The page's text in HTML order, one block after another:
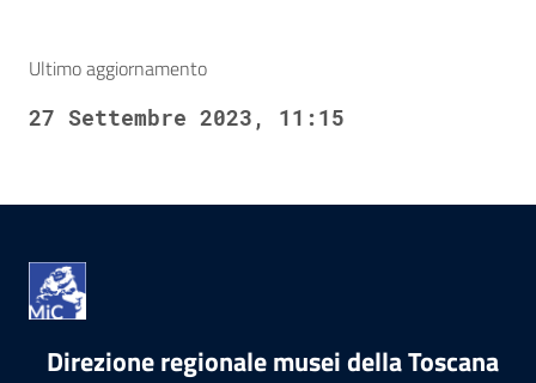
Ultimo aggiornamento
27 Settembre 2023, 11:15
Direzione regionale musei della Toscana